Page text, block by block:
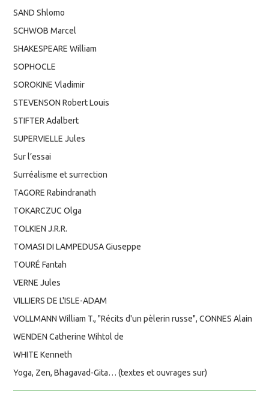
SAND Shlomo
SCHWOB Marcel
SHAKESPEARE William
SOPHOCLE
SOROKINE Vladimir
STEVENSON Robert Louis
STIFTER Adalbert
SUPERVIELLE Jules
Sur l’essai
Surréalisme et surrection
TAGORE Rabindranath
TOKARCZUC Olga
TOLKIEN J.R.R.
TOMASI DI LAMPEDUSA Giuseppe
TOURÉ Fantah
VERNE Jules
VILLIERS DE L'ISLE-ADAM
VOLLMANN William T., "Récits d'un pèlerin russe", CONNES Alain
WENDEN Catherine Wihtol de
WHITE Kenneth
Yoga, Zen, Bhagavad-Gita… (textes et ouvrages sur)